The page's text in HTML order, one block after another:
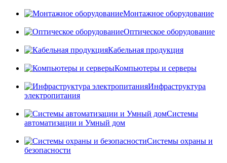
Монтажное оборудование
Оптическое оборудование
Кабельная продукция
Компьютеры и серверы
Инфраструктура
электропитания
Системы
автоматизации и Умный дом
Системы охраны и
безопасности